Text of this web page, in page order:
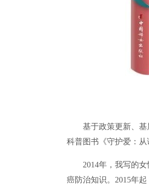
《
基于政策更新、基层
科普图书《守护爱：从
2014年，我写的女
癌防治知识。2015年